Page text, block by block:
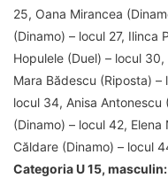
25, Oana Mirancea
(Dinamo) – locul 27, Ilinca
Hopulele (Duel) – locul
Mara Bădescu (Riposta)
locul 34, Anisa Antonescu
(Dinamo) – locul 42,
Căldare (Dinamo) – locul
Categoria U 15, masculin: